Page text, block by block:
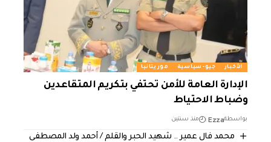
الأخبار جيو-سياسية موريتانيا
الإدارة العامة للأمن تحتفي بتكريم المتقاعدين
وضباط الاحتياط
بواسطةEzza منذ سنتين
محمد فال عمير .. شهيد الحبر والقلم / أحمد ولد المصطفى